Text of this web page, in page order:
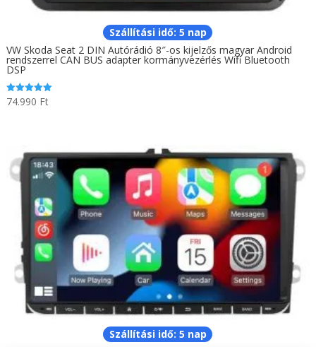
Szállítási idő: 5 nap
VW Skoda Seat 2 DIN Autórádió 8″-os kijelzős magyar Android
rendszerrel CAN BUS adapter kormányvezérlés Wifi Bluetooth
DSP
Értékelés:
5.00
74.990 Ft
Szállítási idő: 5 nap